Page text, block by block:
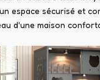
espace sécurisé et
d'une maison